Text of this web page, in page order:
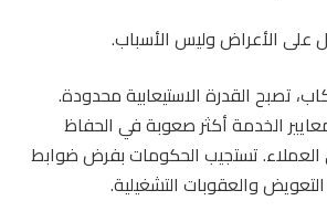
على الأعراض وليس الأسباب.
تصبح القدرة الاستيعابية محدودة.
الخدمة أكثر صعوبة في الحفاظ
العملاء. تستجيب الحكومات بفرض ضوابط
والعقوبات التشغيلية.